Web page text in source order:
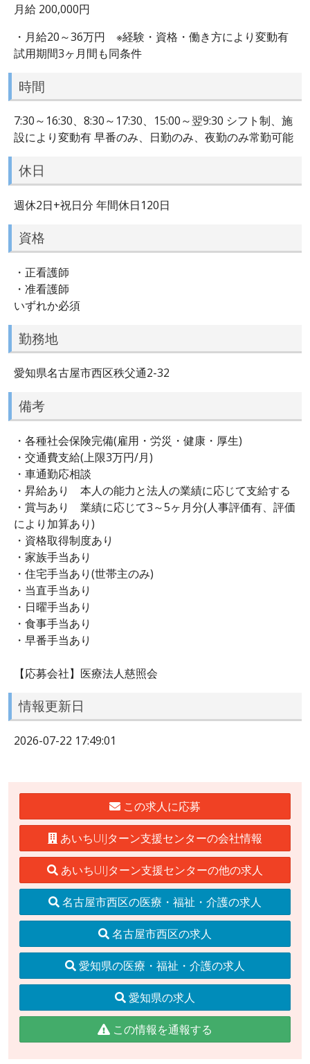
月給 200,000円
・月給20～36万円 ※経験・資格・働き方により変動有
試用期間3ヶ月間も同条件
時間
7:30～16:30、8:30～17:30、15:00～翌9:30 シフト制、施
設により変動有 早番のみ、日勤のみ、夜勤のみ常勤可能
休日
週休2日+祝日分 年間休日120日
資格
・正看護師
・准看護師
いずれか必須
勤務地
愛知県名古屋市西区秩父通2-32
備考
・各種社会保険完備(雇用・労災・健康・厚生)
・交通費支給(上限3万円/月)
・車通勤応相談
・昇給あり 本人の能力と法人の業績に応じて支給する
・賞与あり 業績に応じて3～5ヶ月分(人事評価有、評価
により加算あり)
・資格取得制度あり
・家族手当あり
・住宅手当あり(世帯主のみ)
・当直手当あり
・日曜手当あり
・食事手当あり
・早番手当あり
【応募会社】医療法人慈照会
情報更新日
2026-07-22 17:49:01
この求人に応募
あいちUIJターン支援センターの会社情報
あいちUIJターン支援センターの他の求人
名古屋市西区の医療・福祉・介護の求人
名古屋市西区の求人
愛知県の医療・福祉・介護の求人
愛知県の求人
この情報を通報する